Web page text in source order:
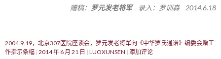
赠稿： 罗元发老将军录入：罗训森 2014.6.18
2004.9.19，北京307医院座谈会，罗元发老将军向《中华罗氏通谱》编委会赠工
作指示条幅 2014 年 6 月 21 日 LUOXUNSEN 添加评论